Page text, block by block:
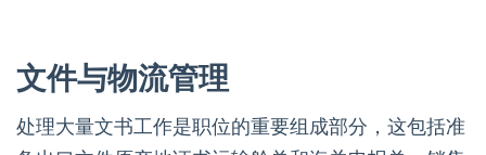
文件与物流管理
处理大量文书工作是职位的重要组成部分，这包括准